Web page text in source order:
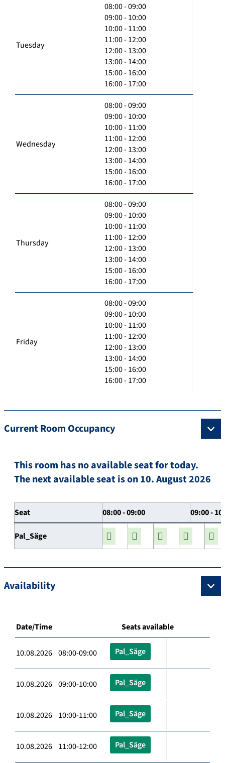
Tuesday
08:00 - 09:00
09:00 - 10:00
10:00 - 11:00
11:00 - 12:00
12:00 - 13:00
13:00 - 14:00
15:00 - 16:00
16:00 - 17:00
Wednesday
08:00 - 09:00
09:00 - 10:00
10:00 - 11:00
11:00 - 12:00
12:00 - 13:00
13:00 - 14:00
15:00 - 16:00
16:00 - 17:00
Thursday
08:00 - 09:00
09:00 - 10:00
10:00 - 11:00
11:00 - 12:00
12:00 - 13:00
13:00 - 14:00
15:00 - 16:00
16:00 - 17:00
Friday
08:00 - 09:00
09:00 - 10:00
10:00 - 11:00
11:00 - 12:00
12:00 - 13:00
13:00 - 14:00
15:00 - 16:00
16:00 - 17:00
Current Room Occupancy
This room has no available seat for today.
The next available seat is on 10. August 2026
Seat 08:00 - 09:00 09:00 -
Pal_Säge
Availability
Date/Time Seats available
10.08.2026 08:00-09:00 Pal_Säge
10.08.2026 09:00-10:00 Pal_Säge
10.08.2026 10:00-11:00 Pal_Säge
10.08.2026 11:00-12:00 Pal_Säge